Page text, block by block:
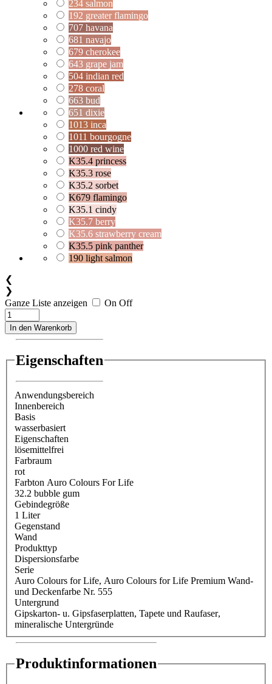
234 salmon
192 greater flamingo
707 havana
681 navajo
679 cherokee
643 grape jam
504 indian red
278 coral
663 bud
651 dixie
1013 inca
1011 bourgogne
1000 red wine
K35.4 princess
K35.3 rose
K35.2 sorbet
K679 flamingo
K35.1 cindy
K35.7 berry
K35.6 strawberry cream
K35.5 pink panther
190 light salmon
❮
❯
Ganze Liste anzeigen
On Off
In den Warenkorb
Eigenschaften
Anwendungsbereich
Innenbereich
Basis
wasserbasiert
Eigenschaften
lösemittelfrei
Farbraum
rot
Farbton Auro Colours For Life
32.2 bubble gum
Gebindegröße
1 Liter
Gegenstand
Wand
Produkttyp
Dispersionsfarbe
Serie
Auro Colours for Life, Auro Colours for Life Premium Wand-
und Deckenfarbe Nr. 555
Untergrund
Gipskarton- u. Gipsfaserplatten, Tapete und Raufaser,
mineralische Untergründe
Produktinformationen